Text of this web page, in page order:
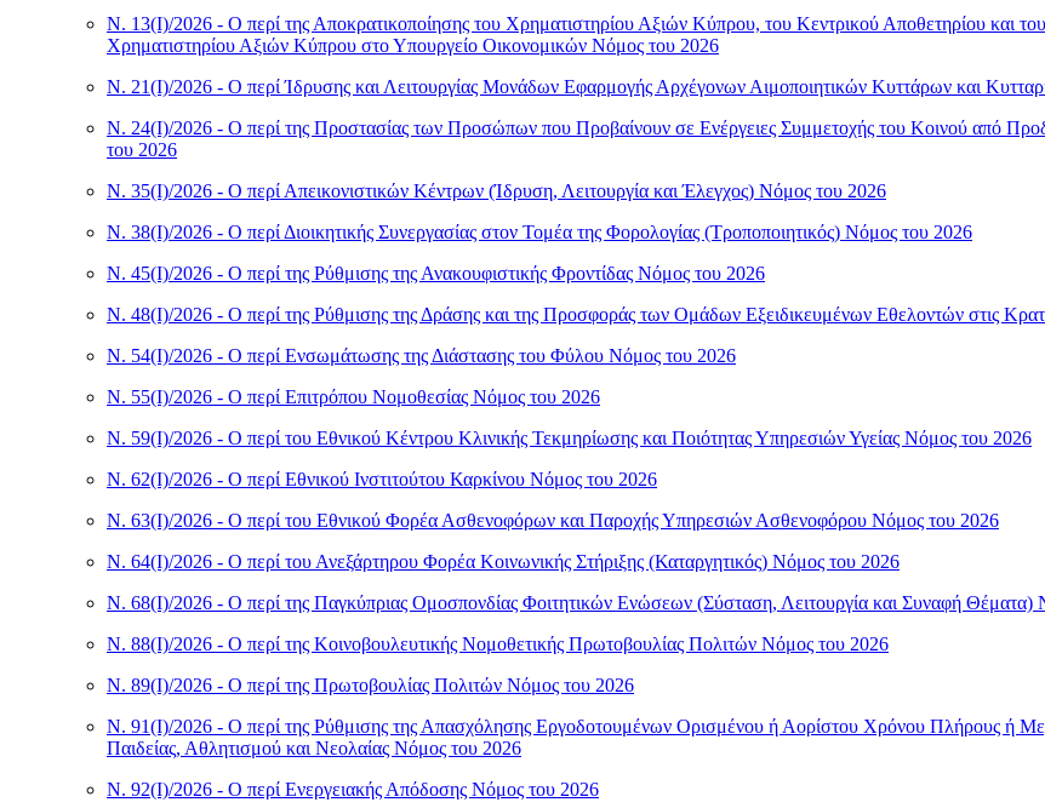
Ν. 13(I)/2026 - Ο περί της Αποκρατικοποίησης του Χρηματιστηρίου Αξιών Κύπρου, του Κεντρικού Αποθετηρίου και
Χρηματιστηρίου Αξιών Κύπρου στο Υπουργείο Οικονομικών Νόμος του 2026
Ν. 21(I)/2026 - Ο περί Ίδρυσης και Λειτουργίας Μονάδων Εφαρμογής Αρχέγονων Αιμοποιητικών Κυττάρων και
Ν. 24(I)/2026 - Ο περί της Προστασίας των Προσώπων που Προβαίνουν σε Ενέργειες Συμμετοχής του Κοινού από
του 2026
Ν. 35(I)/2026 - Ο περί Απεικονιστικών Κέντρων (Ίδρυση, Λειτουργία και Έλεγχος) Νόμος του 2026
Ν. 38(I)/2026 - Ο περί Διοικητικής Συνεργασίας στον Τομέα της Φορολογίας (Τροποποιητικός) Νόμος του 2026
Ν. 45(I)/2026 - Ο περί της Ρύθμισης της Ανακουφιστικής Φροντίδας Νόμος του 2026
Ν. 48(I)/2026 - Ο περί της Ρύθμισης της Δράσης και της Προσφοράς των Ομάδων Εξειδικευμένων Εθελοντών στις
Ν. 54(I)/2026 - Ο περί Ενσωμάτωσης της Διάστασης του Φύλου Νόμος του 2026
Ν. 55(I)/2026 - Ο περί Επιτρόπου Νομοθεσίας Νόμος του 2026
Ν. 59(I)/2026 - Ο περί του Εθνικού Κέντρου Κλινικής Τεκμηρίωσης και Ποιότητας Υπηρεσιών Υγείας Νόμος του 2026
Ν. 62(I)/2026 - Ο περί Εθνικού Ινστιτούτου Καρκίνου Νόμος του 2026
Ν. 63(I)/2026 - Ο περί του Εθνικού Φορέα Ασθενοφόρων και Παροχής Υπηρεσιών Ασθενοφόρου Νόμος του 2026
Ν. 64(I)/2026 - Ο περί του Ανεξάρτηρου Φορέα Κοινωνικής Στήριξης (Καταργητικός) Νόμος του 2026
Ν. 68(I)/2026 - Ο περί της Παγκύπριας Ομοσπονδίας Φοιτητικών Ενώσεων (Σύσταση, Λειτουργία και Συναφή Θέματα)
Ν. 88(I)/2026 - Ο περί της Κοινοβουλευτικής Νομοθετικής Πρωτοβουλίας Πολιτών Νόμος του 2026
Ν. 89(I)/2026 - Ο περί της Πρωτοβουλίας Πολιτών Νόμος του 2026
Ν. 91(I)/2026 - Ο περί της Ρύθμισης της Απασχόλησης Εργοδοτουμένων Ορισμένου ή Αορίστου Χρόνου Πλήρους ή
Παιδείας, Αθλητισμού και Νεολαίας Νόμος του 2026
Ν. 92(I)/2026 - Ο περί Ενεργειακής Απόδοσης Νόμος του 2026